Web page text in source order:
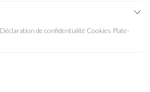
Déclaration de confidentialité Cookies Plate-